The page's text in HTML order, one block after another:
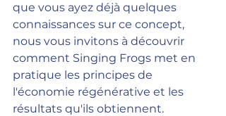
que vous ayez déjà quelques
connaissances sur ce concept,
nous vous invitons à découvrir
comment Singing Frogs met en
pratique les principes de
l'économie régénérative et les
résultats qu'ils obtiennent.